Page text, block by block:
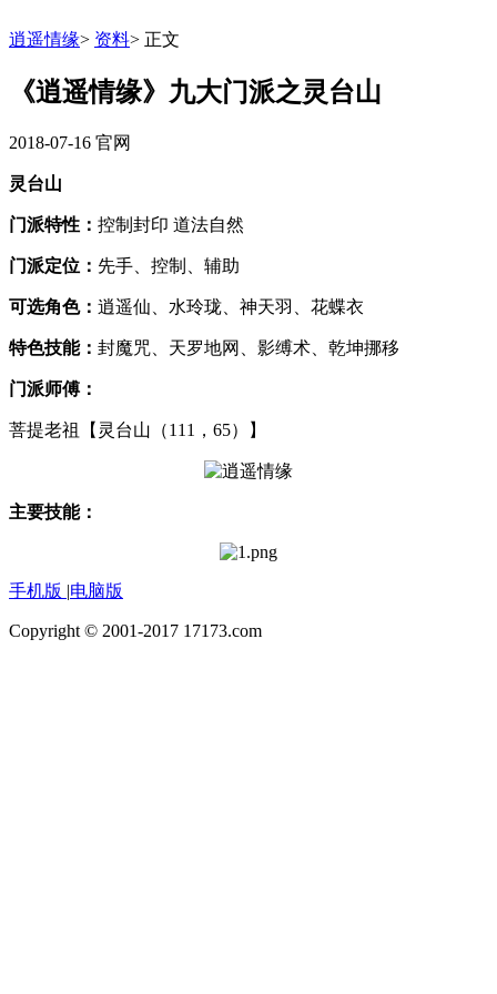
逍遥情缘> 资料> 正文
《逍遥情缘》九大门派之灵台山
2018-07-16 官网
灵台山
门派特性： 控制封印 道法自然
门派定位： 先手、控制、辅助
可选角色： 逍遥仙、水玲珑、神天羽、花蝶衣
特色技能： 封魔咒、天罗地网、影缚术、乾坤挪移
门派师傅：
菩提老祖【灵台山（111，65）】
主要技能：
手机版 |电脑版
Copyright © 2001-2017 17173.com